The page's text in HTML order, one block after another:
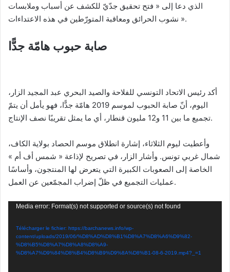
الذي دعا إلى « فتح تحقيق جدّيّ للكشف عن أسباب وملابسات
نشوب الحرائق ومعاقبة المتورّطين في هذه الاعتداءات ».
صابة حبوب هامّة جدًّا
أكد رئيس الاتحاد التونسي للفلاحة والصيد البحري عبد المجيد الزار،
اليوم، أنّ صابة الحبوب لموسم 2019 هامّة جدًّا، فهو يأمل أن يتمّ
تجميع ما بين 11 و12 مليون قنطار، أي ما يمثل تقريبًا نصف الإنتاج.
وأعطيت ليوم الثلاثاء، إشارة انطلاق موسم الحصاد بولاية الكاف،
شمال غربي تونس. وأشار الزار، في تصريح لإذاعة « شمس أف أم »
الخاصة إلى الصعوبات الكبيرة التي يتعرض لها المنتجون، وأساسًا
عمليات التجميع في ظلّ إضراب المجمّعين عن العمل.
Lecteur
Media error: Format(s) not supported or source(s) not found
Télécharger le fichier: https://barchanews.info/wp-
content/uploads/2019/06/%D8%AD%D8%B1%D8%A7%D8%A6%D9%82-
%D8%B5%D8%A7%D8%A8%D8%A9-
%D8%A7%D9%84%D8%B4%D8%B9%D9%8A%D8%B1-08-6-2019.mp4?_=1